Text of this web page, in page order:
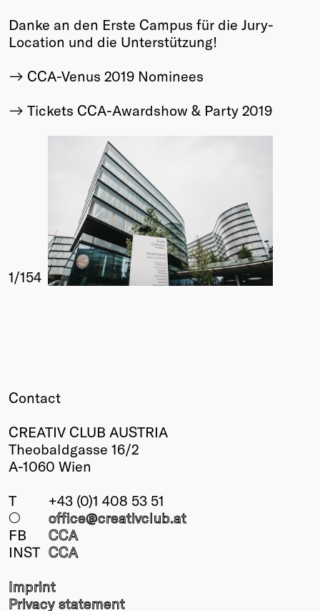
Past
Annual
Danke an den Erste Campus für die Jury-
Location und die Unterstützung!
CCA-Venus 2019 Nominees
Tickets CCA-Awardshow & Party 2019
1/154
Contact
CREATIV CLUB AUSTRIA
Theobaldgasse 16/2
A-1060 Wien
T
+43 (0)1 408 53 51
○
office@creativclub.at
FB
CCA
INST CCA
Imprint
Privacy statement